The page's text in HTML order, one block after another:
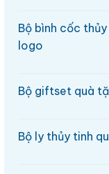
Bộ bình cốc
logo
Bộ giftset quà
Bộ ly thủy tinh